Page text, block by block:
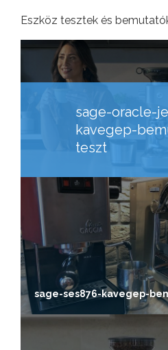
Eszköz tesztek és
sage-oracle-
kavegep-
teszt
sage-ses876-kavegep-